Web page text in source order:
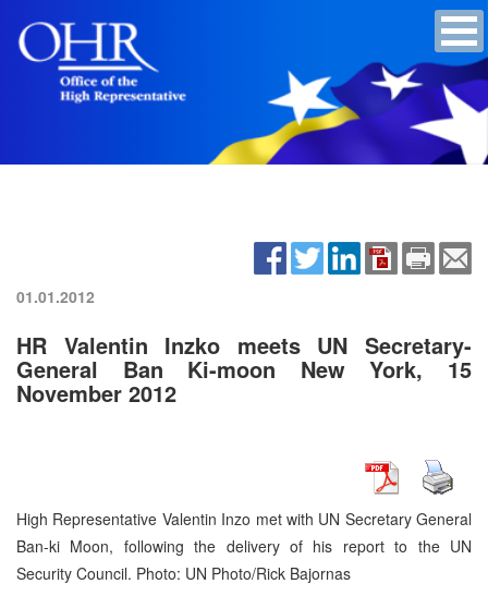
01.01.2012
HR Valentin Inzko meets UN Secretary-
General Ban Ki-moon New York, 15
November 2012
High Representative Valentin Inzo met with UN Secretary General
Ban-ki Moon, following the delivery of his report to the UN
Security Council. Photo: UN Photo/Rick Bajornas